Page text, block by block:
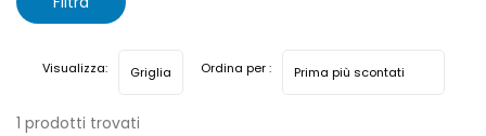
1 prodotti trovati
Visualizza: Ordina per :